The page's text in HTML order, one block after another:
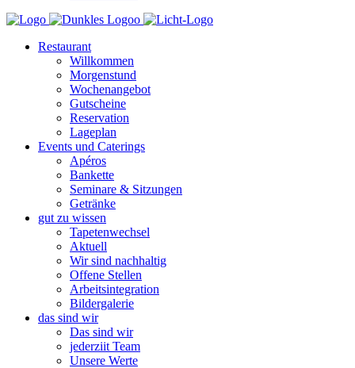
Restaurant
Willkommen
Morgenstund
Wochenangebot
Gutscheine
Reservation
Lageplan
Events und Caterings
Apéros
Bankette
Seminare & Sitzungen
Getränke
gut zu wissen
Tapetenwechsel
Aktuell
Wir sind nachhaltig
Offene Stellen
Arbeitsintegration
Bildergalerie
das sind wir
Das sind wir
jederziit Team
Unsere Werte